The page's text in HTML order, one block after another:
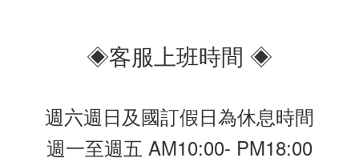
◈客服上班時間 ◈
週六週日及國訂假日為休息時間
週一至週五 AM10:00- PM18:00